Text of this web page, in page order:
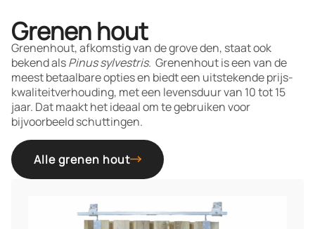
Grenen hout
Grenenhout, afkomstig van de grove den, staat ook
bekend alsPinus sylvestris. Grenenhout is een van de
meest betaalbare opties en biedt een uitstekende prijs-
kwaliteitverhouding, met een levensduur van 10 tot 15
jaar. Dat maakt het ideaal om te gebruiken voor
bijvoorbeeld schuttingen.
Alle grenen hout